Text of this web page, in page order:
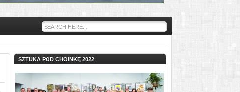
SZTUKA POD CHOINKĘ 2022